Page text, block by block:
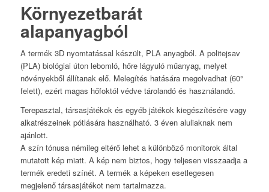
Környezetbarát
alapanyagból
A termék 3D nyomtatással készült, PLA anyagból. A politejsav
(PLA) biológiai úton lebomló, hőre lágyuló műanyag, melyet
növényekből állítanak elő. Melegítés hatására megolvadhat (60°
felett), ezért magas hőfoktól védve tárolandó és használandó.
Terepasztal, társasjátékok és egyéb játékok kiegészítésére vagy
alkatrészeinek pótlására használható. 3 éven aluliaknak nem
ajánlott.
A szín tónusa némileg eltérő lehet a különböző monitorok által
mutatott kép miatt. A kép nem biztos, hogy teljesen visszaadja a
termék eredeti színét. A termék a képeken esetlegesen
megjelenő társasjátékot nem tartalmazza.